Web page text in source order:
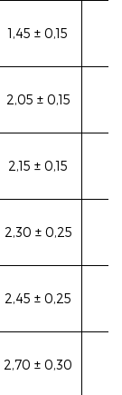
1,45 ± 0,15
2,05 ± 0,15
2,15 ± 0,15
2,30 ± 0,25
2,45 ± 0,25
2,70 ± 0,30